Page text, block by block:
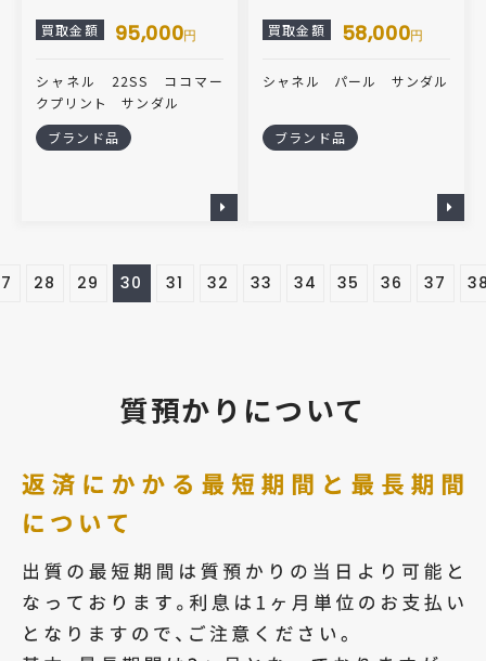
買取金額 95,000円
シャネル 22SS ココマー
クプリント サンダル
ブランド品
買取金額 58,000円
シャネル パール サンダル
ブランド品
28 29 30 31 32 33 34 35 36 37
質預かりについて